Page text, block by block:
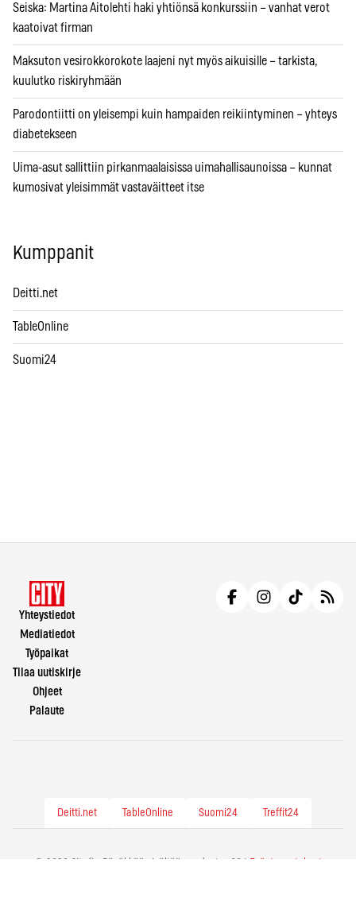
Seiska: Martina Aitolehti haki yhtiönsä konkurssiin – vanhat verot
kaatoivat firman
Maksuton vesirokkorokote laajeni nyt myös aikuisille – tarkista,
kuulutko riskiryhmään
Parodontiitti on yleisempi kuin hampaiden reikiintyminen – yhteys
diabetekseen
Uima-asut sallittiin pirkanmaalaisissa uimahallisaunoissa – kunnat
kumosivat yleisimmät vastaväitteet itse
Kumppanit
Deitti.net
TableOnline
Suomi24
Yhteystiedot
Mediatiedot
Työpaikat
Tilaa uutiskirje
Ohjeet
Palaute
Deitti.net TableOnline Suomi24 Treffit24